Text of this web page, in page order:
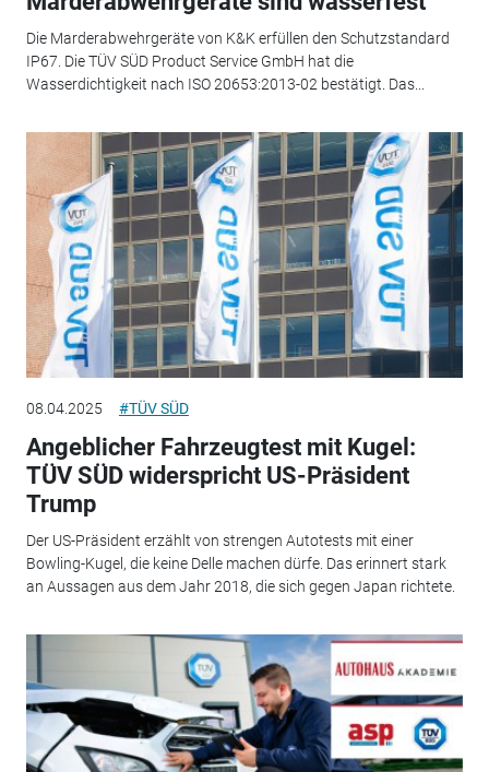
Die Marderabwehrgeräte von K&K erfüllen den Schutzstandard
IP67. Die TÜV SÜD Product Service GmbH hat die
Wasserdichtigkeit nach ISO 20653:2013-02 bestätigt. Das...
08.04.2025 #TÜV SÜD
Angeblicher Fahrzeugtest mit Kugel:
TÜV SÜD widerspricht US-Präsident
Trump
Der US-Präsident erzählt von strengen Autotests mit einer
Bowling-Kugel, die keine Delle machen dürfe. Das erinnert stark
an Aussagen aus dem Jahr 2018, die sich gegen Japan richtete.